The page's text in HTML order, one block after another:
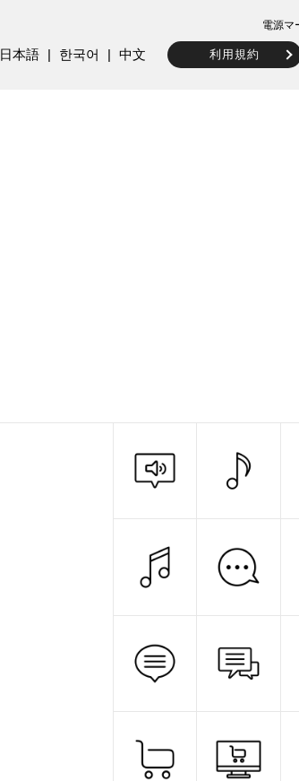
電源マ
日本語 한국어 中文 利用規約